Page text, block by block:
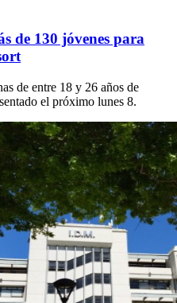
de 130 jóvenes para
de entre 18 y 26 años de
el próximo lunes 8.